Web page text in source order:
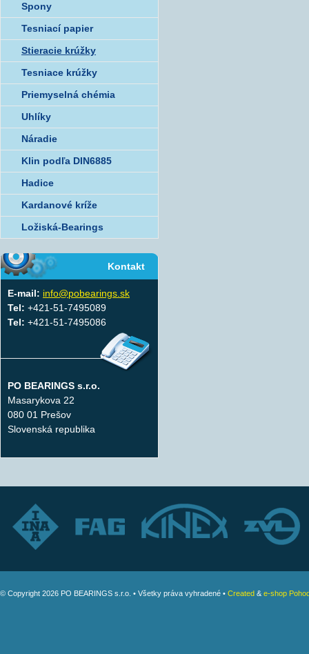
Spony
Tesniací papier
Stieracie krúžky
Tesniace krúžky
Priemyselná chémia
Uhlíky
Náradie
Klin podľa DIN6885
Hadice
Kardanové kríže
Ložiská-Bearings
Kontakt
E-mail: info@pobearings.sk
Tel: +421-51-7495089
Tel: +421-51-7495086
PO BEARINGS s.r.o.
Masarykova 22
080 01 Prešov
Slovenská republika
© Copyright 2026 PO BEARINGS s.r.o. • Všetky práva vyhradené • Created & e-shop